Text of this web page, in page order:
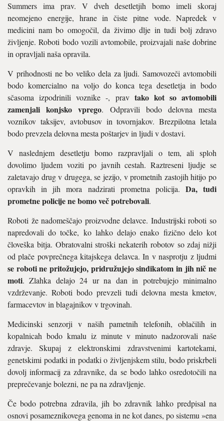
Summers ima prav. V dveh desetletjih bomo imeli skoraj
neomejeno energije, hrane in čiste pitne vode. Napredek v
medicini nam bo omogočil, da živimo dlje in tudi bolj zdravo
življenje. Roboti bodo vozili avtomobile, proizvajali naše dobrine
in opravljali naša opravila.
V prihodnosti ne bo veliko dela za ljudi. Samovozeči avtomobili
bodo komercialno na voljo do konca tega desetletja in bodo
sčasoma izpodrinili voznike -, prav tako kot so avtomobili
zamenjali konjsko vprego. Odpravili bodo delovna mesta
voznikov taksijev, avtobusov in tovornjakov. Brezpilotna letala
bodo prevzela delovna mesta poštarjev in ljudi v dostavi.
V naslednjem desetletju bomo razpravljali o tem, ali sploh
dovolimo ljudem voziti po javnih cestah. Raztreseni ljudje se
zaletavajo drug v drugega, se jezijo, v prometnih zastojih hitijo po
opravkih in jih mora nadzirati prometna policija. Da, tudi
prometne policije ne bomo več potrebovali.
Roboti že nadomeščajo proizvodne delavce. Industrijski roboti so
napredovali do točke, ko lahko delajo enako fizično delo kot
človeška bitja. Obratovalni stroški nekaterih robotov so zdaj nižji
od plače povprečnega kitajskega delavca. In v nasprotju z ljudmi
se roboti ne pritožujejo, pridružujejo sindikatom in jih nič ne
moti. Zlahka delajo 24 ur na dan in potrebujejo minimalno
vzdrževanje. Roboti bodo prevzeli tudi delovna mesta kmetov,
farmacevtov in blagajnikov v trgovinah.
Medicinski senzorji v naših pametnih telefonih, oblačilih in
kopalnicah bodo kmalu iz minute v minuto nadzorovali naše
zdravje. Skupaj z elektronskimi zdravstvenimi kartotekami,
genetskimi podatki in podatki o življenjskem stilu, bodo priskrbeli
dovolj informacij za zdravnike, da se bodo lahko osredotočili na
preprečevanje bolezni, ne pa na zdravljenje.
Če bodo potrebna zdravila, jih bo zdravnik lahko predpisal na
osnovi posameznikovega genoma in ne kot danes, po sistemu »ena